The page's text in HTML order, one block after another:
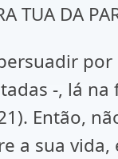
TUA DA
-, lá na
21).
sua